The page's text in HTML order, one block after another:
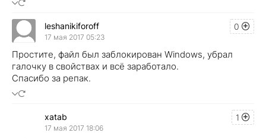
0
leshanikiforoff
17 мая 2017 05:23
Простите, файл был заблокирован Windows, убрал
галочку в свойствах и всё заработало.
Спасибо за репак.
1
xatab
17 мая 2017 18:06